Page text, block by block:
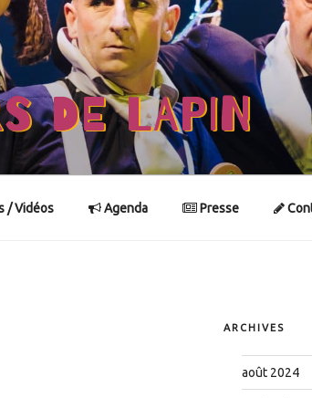
DE LAPIN
/ Vidéos Agenda Presse
ARCHIVES
août 2024